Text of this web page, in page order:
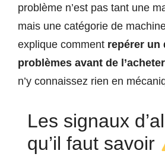
problème n’est pas tant une
mais une catégorie de
explique comment repérer un
problèmes avant de l’acheter
n’y connaissez rien en
Les signaux
qu’il faut savoir